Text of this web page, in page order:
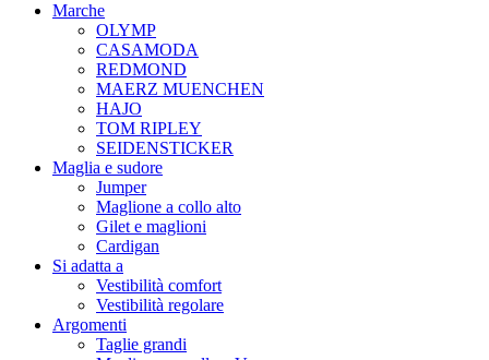
Marche
OLYMP
CASAMODA
REDMOND
MAERZ MUENCHEN
HAJO
TOM RIPLEY
SEIDENSTICKER
Maglia e sudore
Jumper
Maglione a collo alto
Gilet e maglioni
Cardigan
Si adatta a
Vestibilità comfort
Vestibilità regolare
Argomenti
Taglie grandi